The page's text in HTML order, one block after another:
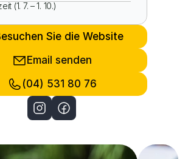
(1. 7. – 1. 10.)
Sie die Website
Email senden
(04) 531 80 76